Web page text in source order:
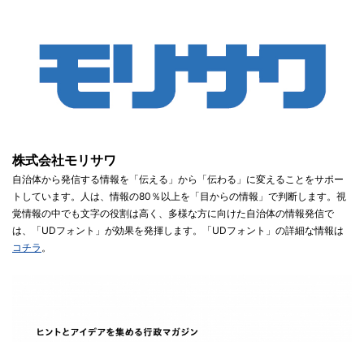
株式会社モリサワ
自治体から発信する情報を「伝える」から「伝わる」に変えることをサポー
トしています。人は、情報の80％以上を「目からの情報」で判断します。視
覚情報の中でも文字の役割は高く、多様な方に向けた自治体の情報発信で
は、「UDフォント」が効果を発揮します。「UDフォント」の詳細な情報は
コチラ 。